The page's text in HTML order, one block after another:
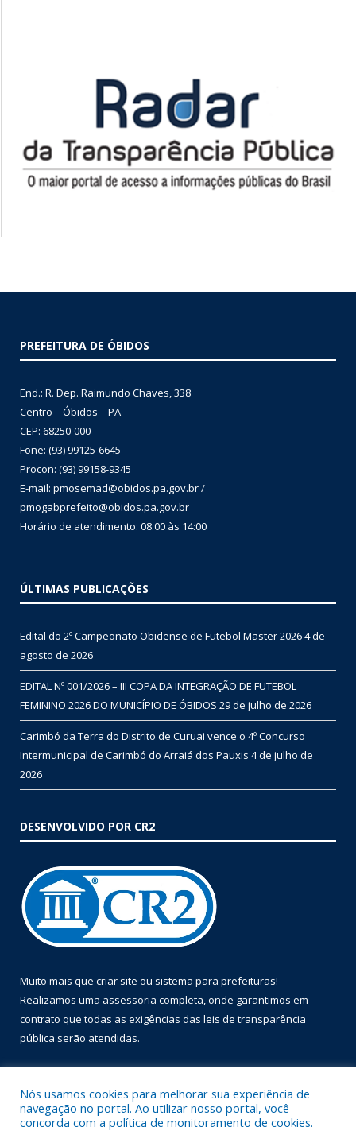
PREFEITURA DE ÓBIDOS
End.: R. Dep. Raimundo Chaves, 338
Centro – Óbidos – PA
CEP: 68250-000
Fone: (93) 99125-6645
Procon: (93) 99158-9345
E-mail: pmosemad@obidos.pa.gov.br /
pmogabprefeito@obidos.pa.gov.br
Horário de atendimento: 08:00 às 14:00
ÚLTIMAS PUBLICAÇÕES
Edital do 2º Campeonato Obidense de Futebol Master 20264 de
agosto de 2026
EDITAL Nº 001/2026 – III COPA DA INTEGRAÇÃO DE FUTEBOL
FEMININO 2026 DO MUNICÍPIO DE ÓBIDOS 29 de julho de 2026
Carimbó da Terra do Distrito de Curuai vence o 4º Concurso
Intermunicipal de Carimbó do Arraiá dos Pauxis 4 de julho de
2026
DESENVOLVIDO POR CR2
Muito mais que criar site ou sistema para prefeituras!
Realizamos uma assessoria completa, onde garantimos em
contrato que todas as exigências das leis de transparência
pública serão atendidas.
Nós usamos cookies para melhorar sua experiência de
navegação no portal. Ao utilizar nosso portal, você
concorda com a política de monitoramento de cookies.